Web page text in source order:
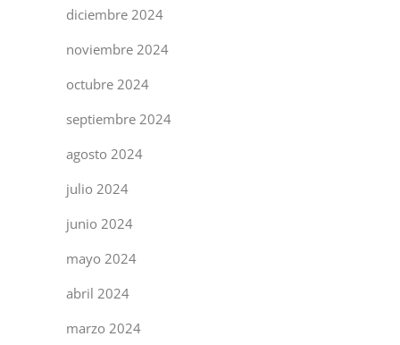
diciembre 2024
noviembre 2024
octubre 2024
septiembre 2024
agosto 2024
julio 2024
junio 2024
mayo 2024
abril 2024
marzo 2024